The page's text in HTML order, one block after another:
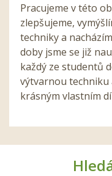
Pracujeme v této
zlepšujeme,
techniky a
doby jsme se již
každý ze studentů
výtvarnou techniku
krásným vlastním